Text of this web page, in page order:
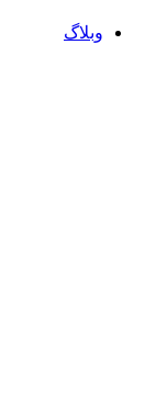
وبلاگ